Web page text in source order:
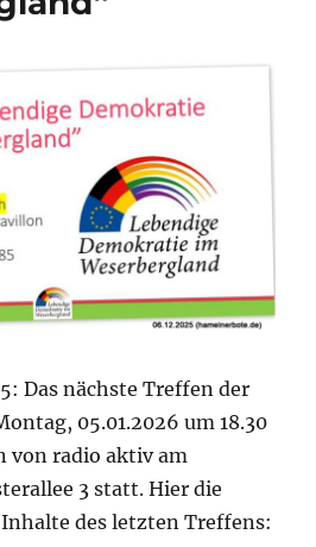
Das nächste Treffen der
05.01.2026 um 18.30
von radio aktiv am
3 statt. Hier die
des letzten Treffens: